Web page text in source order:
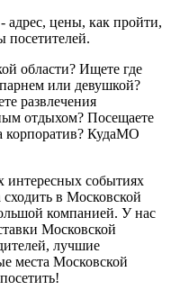
адрес, цены, как пройти,
области? Ищете где
парнем или девушкой?
развлечения
отдыхом? Посещаете
корпоратив? КудаМО
событиях
в Московской
компанией. У нас
Московской
лучшие
места Московской